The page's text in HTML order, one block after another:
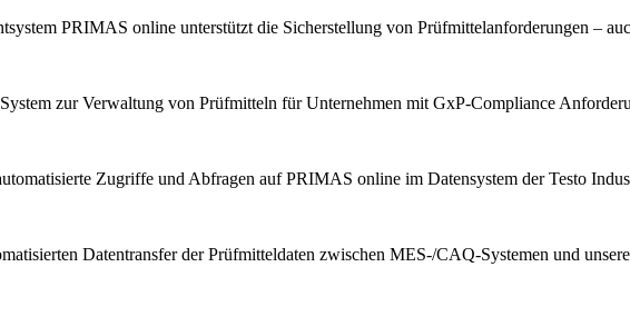
PRIMAS online unterstützt die Sicherstellung von Prüfmittelanforderungen –
zur Verwaltung von Prüfmitteln für Unternehmen mit GxP-Compliance
Zugriffe und Abfragen auf PRIMAS online im Datensystem der Testo
Datentransfer der Prüfmitteldaten zwischen MES-/CAQ-Systemen und